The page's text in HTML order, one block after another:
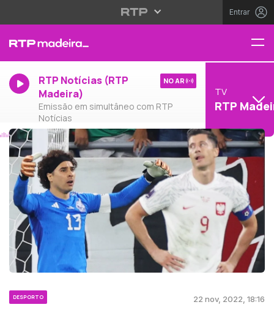
Entrar
RTP Notícias (RTP
Madeira)
Emissão em simultâneo com RTP
Notícias
NO AR
TV
RTP
DESPORTO 22 nov, 2022, 18:16